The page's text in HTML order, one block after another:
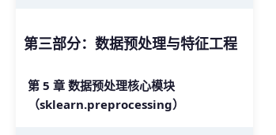
第三部分：数据预处理与特征工程
第 5 章 数据预处理核心模块
（sklearn.preprocessing）